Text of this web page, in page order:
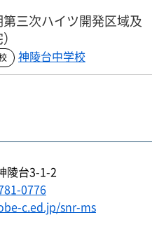
三次ハイツ開発区域及
神陵台中学校
陵台3-1-2
0776
c.ed.jp/snr-ms